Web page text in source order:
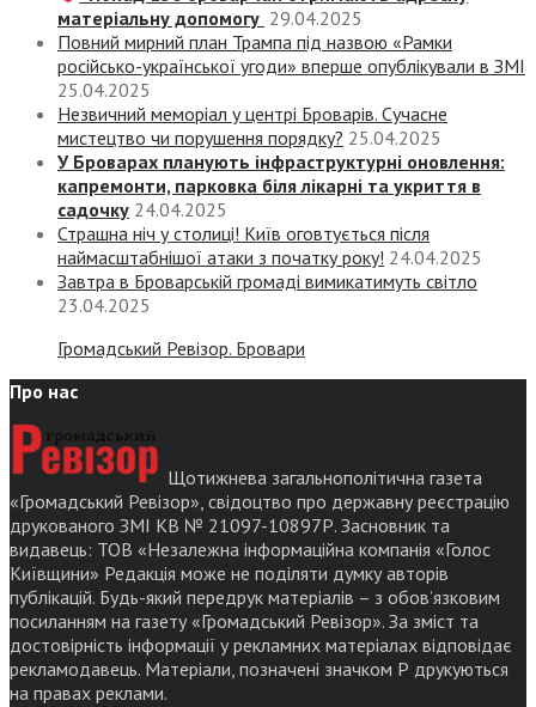
матеріальну допомогу 29.04.2025
Повний мирний план Трампа під назвою «‎Рамки
російсько-української угоди» вперше опублікували в ЗМІ
25.04.2025
Незвичний меморіал у центрі Броварів. Сучасне
мистецтво чи порушення порядку? 25.04.2025
У Броварах планують інфраструктурні оновлення:
капремонти, парковка біля лікарні та укриття в
садочку 24.04.2025
Страшна ніч у столиці! Київ оговтується після
наймасштабнішої атаки з початку року! 24.04.2025
Завтра в Броварській громаді вимикатимуть світло
23.04.2025
Громадський Ревізор. Бровари
Про нас
Щотижнева загальнополітична газета
«Громадський Ревізор», свідоцтво про державну реєстрацію
друкованого ЗМІ КВ № 21097-10897Р. Засновник та
видавець: ТОВ «Незалежна інформаційна компанія «Голос
Київщини» Редакція може не поділяти думку авторів
публікацій. Будь-який передрук матеріалів – з обов’язковим
посиланням на газету «Громадський Ревізор». За зміст та
достовірність інформації у рекламних матеріалах відповідає
рекламодавець. Матеріали, позначені значком Р друкуються
на правах реклами.